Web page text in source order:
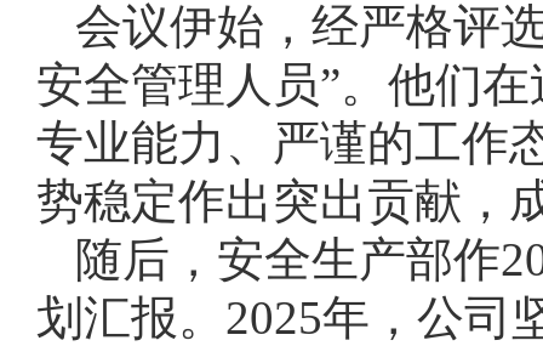
会议伊始，经严格评
安全管理人员”。他们
专业能力、严谨的工作
势稳定作出突出贡献，
随后，安全生产部作
划汇报。2025年，公司